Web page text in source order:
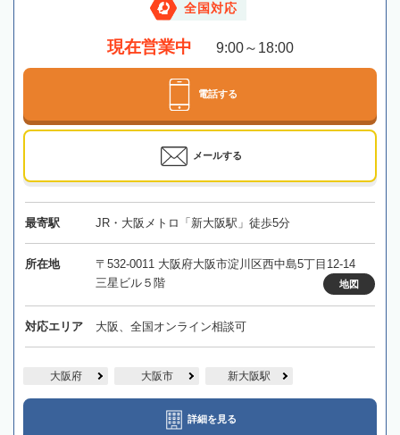
全国対応
現在営業中 9:00～18:00
電話する
メールする
最寄駅 JR・大阪メトロ「新大阪駅」徒歩5分
所在地
〒532-0011 大阪府大阪市淀川区西中島5丁目12-14
三星ビル５階
地図
対応エリア 大阪、全国オンライン相談可
大阪府 大阪市 新大阪駅
詳細を見る